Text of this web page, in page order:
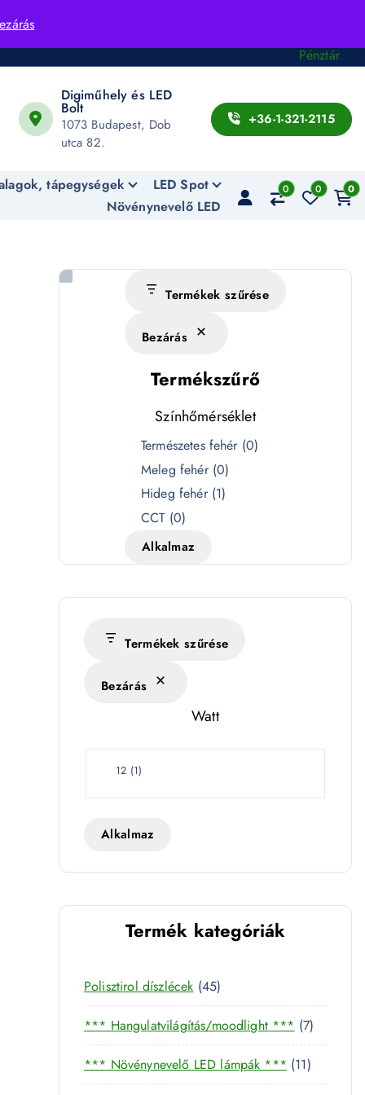
Pénztár
Digiműhely és LED
Bolt
1073 Budapest, Dob
utca 82.
+36-1-321-2115
tápegységek
LED Spot
Növénynevelő LED
0 0 0
mennyiség
Termékek szűrése
Bezárás
Termékszűrő
Színhőmérséklet
é
s
k
Természetes fehér (0)
Meleg fehér (0)
Hideg fehér (1)
CCT (0)
Alkalmaz
Termékek szűrése
Bezárás
Watt
W
t
12 (1)
Alkalmaz
Termék kategóriák
Polisztirol díszlécek 454
5
t
e
r
*** Hangulatvilágítás/moodlight *** 77
t
e
r
*** Növénynevelő LED lámpák *** 111
1